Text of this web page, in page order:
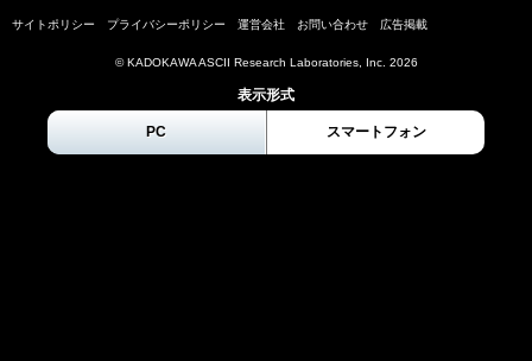
サイトポリシー プライバシーポリシー 運営会社 お問い合わせ 広告掲載
© KADOKAWA ASCII Research Laboratories, Inc. 2026
表示形式
PC スマートフォン